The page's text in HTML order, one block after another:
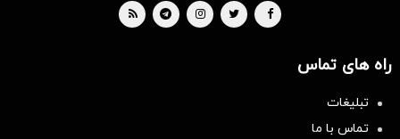
راه های تماس
تبلیغات
تماس با ما